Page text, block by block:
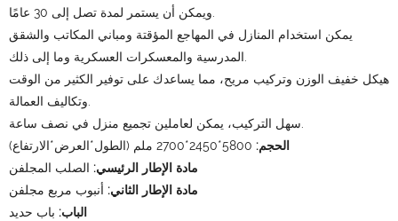
يمكن استخدام المنازل في المهاجع المؤقتة ومباني المكاتب والشقق
هيكل خفيف الوزن وتركيب مريح، مما يساعدك على توفير الكثير من الوقت
الحجم: 5800*2450*2700 ملم (الطول*العرض*الارتفاع)
مادة الإطار الرئيسي: الصلب المجلفن
مادة الإطار الثاني: أنبوب مربع مجلفن
الباب: باب حديد